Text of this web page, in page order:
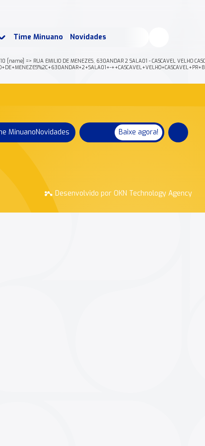
Time Minuano Novidades
=> RUA EMILIO DE MENEZES, 630ANDAR 2 SALA01 - CASCAVEL VELHO
MinuanoNovidades Baixe agora!
Desenvolvido por OKN Technology Agency